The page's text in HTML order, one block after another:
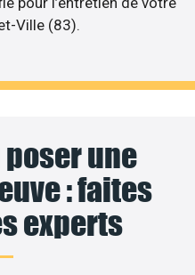
Ville (83).
poser une
: faites
experts